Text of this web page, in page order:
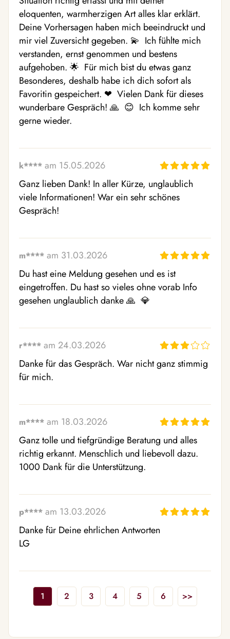
eloquenten, warmherzigen Art alles klar erklärt.
Deine Vorhersagen haben mich beeindruckt und
mir viel Zuversicht gegeben. 💫  Ich fühlte mich
verstanden, ernst genommen und bestens
aufgehoben. 🌟  Für mich bist du etwas ganz
Besonderes, deshalb habe ich dich sofort als
Favoritin gespeichert. ❤ ️ Vielen Dank für dieses
wunderbare Gespräch! 🙏  😊  Ich komme sehr
gerne wieder.
k**** am 15.05.2026
Ganz lieben Dank! In aller Kürze, unglaublich
viele Informationen! War ein sehr schönes
Gespräch!
m**** am 31.03.2026
Du hast eine Meldung gesehen und es ist
eingetroffen. Du hast so vieles ohne vorab Info
gesehen unglaublich danke 🙏  💎
r**** am 24.03.2026
Danke für das Gespräch. War nicht ganz stimmig
für mich.
m**** am 18.03.2026
Ganz tolle und tiefgründige Beratung und alles
richtig erkannt. Menschlich und liebevoll dazu.
1000 Dank für die Unterstützung.
p**** am 13.03.2026
Danke für Deine ehrlichen Antworten
LG
1 2 3 4 5 6 >>